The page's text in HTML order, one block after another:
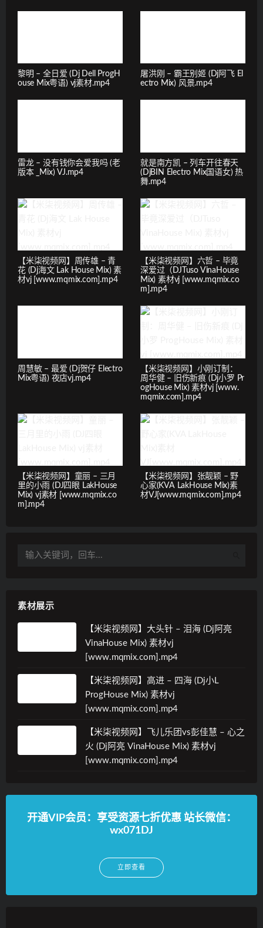
黎明 – 全日爱 (Dj Dell ProgH
ouse Mix粤语) vj素材.mp4
屠洪刚 – 霸王别姬 (Dj阿飞 El
ectro Mix) 风景.mp4
雷龙 – 没有钱你会爱我吗 (老
版本 _Mix) VJ.mp4
就是南方凯 – 列车开往春天
(DjBIN Electro Mix国语女) 热
舞.mp4
【米柒视频网】周传雄 – 青
花 (Dj海文 Lak House Mix) 素
材vj [www.mqmix.com].mp4
【米柒视频网】六哲 – 毕竟
深爱过（DJTuso VinaHouse
Mix) 素材vj [www.mqmix.co
m].mp4
周慧敏 – 最爱 (Dj贺仔 Electro
Mix粤语) 夜店vj.mp4
【米柒视频网】小刚订制：
周华健 – 旧伤新痕 (Dj小罗 Pr
ogHouse Mix) 素材vj [www.
mqmix.com].mp4
【米柒视频网】童丽 – 三月
里的小雨 (DJ四眼 LakHouse
Mix) vj素材 [www.mqmix.co
m].mp4
【米柒视频网】张靓颖 – 野
心家(KVA LakHouse Mix)素
材VJ[www.mqmix.com].mp4
素材展示
【米柒视频网】大头针 – 泪海 (Dj阿亮
VinaHouse Mix) 素材vj
[www.mqmix.com].mp4
【米柒视频网】高进 – 四海 (Dj小L
ProgHouse Mix) 素材vj
[www.mqmix.com].mp4
【米柒视频网】飞儿乐团vs彭佳慧 – 心之
火 (Dj阿亮 VinaHouse Mix) 素材vj
[www.mqmix.com].mp4
开通VIP会员：享受资源七折优惠 站长微信：
wx071DJ
立即查看